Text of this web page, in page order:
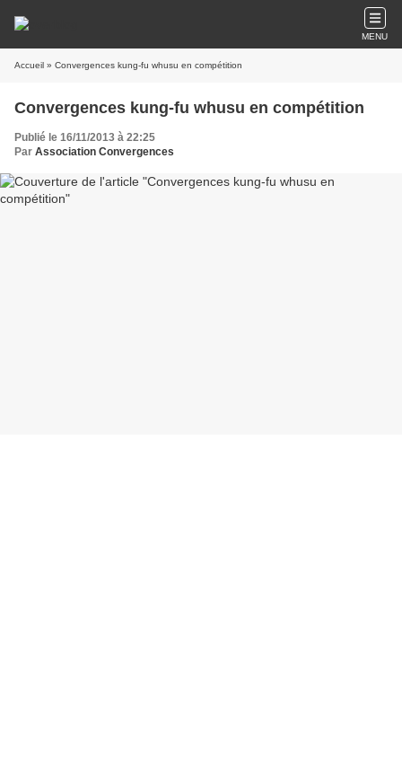
MENU
Accueil » Convergences kung-fu whusu en compétition
Convergences kung-fu whusu en compétition
Publié le 16/11/2013 à 22:25
Par Association Convergences